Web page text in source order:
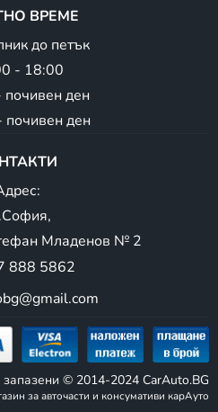
ВРЕМЕ
до петък
- 18:00
почивен ден
почивен ден
Младенов № 2
888 5862
© 2014-2024 CarAuto.BG
за авточасти и консумативи карАуто